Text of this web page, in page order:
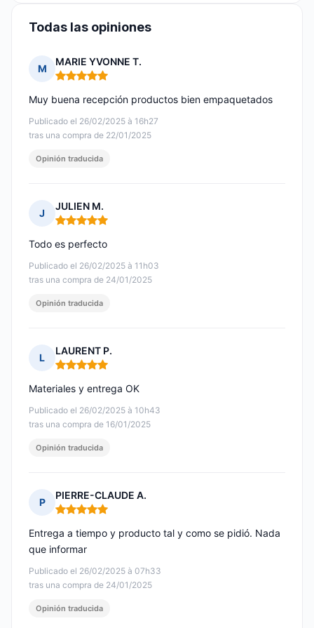
Todas las opiniones
M
MARIE YVONNE T.
Nota: 5 de 5
Publicado el 26/02/2025 à 16h27
tras una compra de 22/01/2025
Muy buena recepción productos bien empaquetados
Opinión traducida
J
JULIEN M.
Nota: 5 de 5
Publicado el 26/02/2025 à 11h03
tras una compra de 24/01/2025
Todo es perfecto
Opinión traducida
L
LAURENT P.
Nota: 5 de 5
Publicado el 26/02/2025 à 10h43
tras una compra de 16/01/2025
Materiales y entrega OK
Opinión traducida
P
PIERRE-CLAUDE A.
Nota: 5 de 5
Publicado el 26/02/2025 à 07h33
tras una compra de 24/01/2025
Entrega a tiempo y producto tal y como se pidió. Nada
que informar
Opinión traducida